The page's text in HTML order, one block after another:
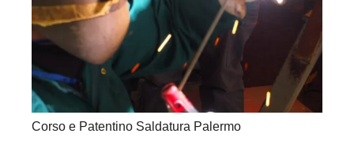
Corso e Patentino Saldatura Palermo